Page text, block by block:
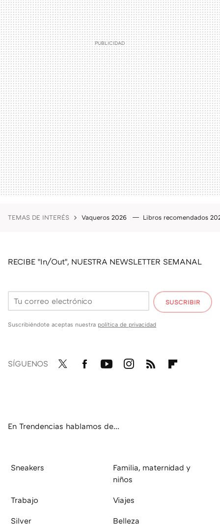
TEMAS DE INTERÉS Vaqueros 2026 Libros recomendados
RECIBE "In/Out", NUESTRA NEWSLETTER SEMANAL
SUSCRIBIR
Suscribiéndote aceptas nuestra política de privacidad
SÍGUENOS
En Trendencias hablamos de...
Sneakers
Familia, maternidad y
niños
Trabajo Viajes
Silver Belleza